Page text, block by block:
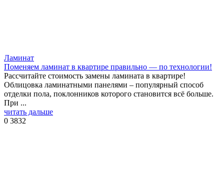
Ламинат
Поменяем ламинат в квартире правильно — по технологии!
Рассчитайте стоимость замены ламината в квартире!
Облицовка ламинатными панелями – популярный способ
отделки пола, поклонников которого становится всё больше.
При ...
читать дальше
0 3832